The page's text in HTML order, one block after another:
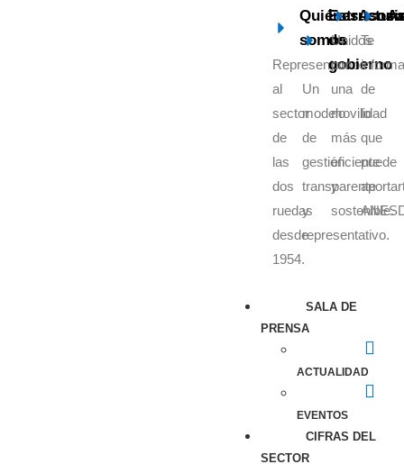
Quiénes
somos
Representamos
al
sector
de
las
dos
ruedas
desde
1954.
Estructura
de
gobierno
Un
modelo
de
gestión
transparente
y
representativo.
Unidos
por
una
movilidad
más
eficiente
y
sostenible.
Te
de
lo
que
puede
SALA DE
PRENSA
ACTUALIDAD
EVENTOS
CIFRAS DEL
SECTOR